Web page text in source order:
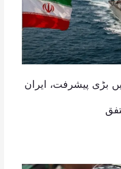
بڑی پیشرفت، ایران